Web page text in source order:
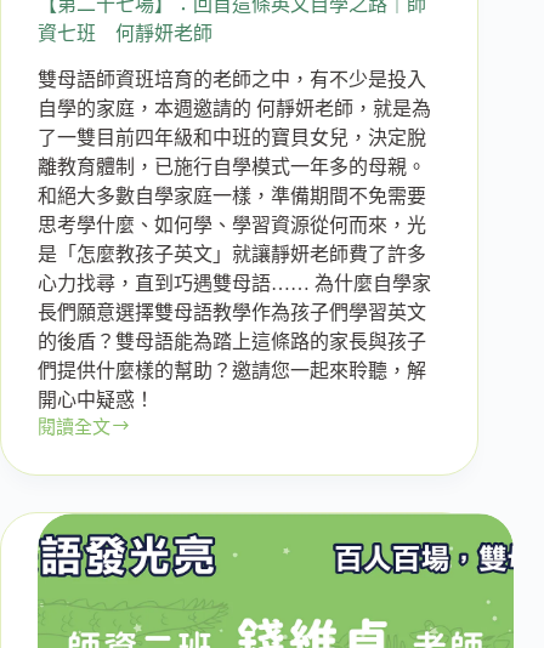
資七班 何靜妍老師
雙母語師資班培育的老師之中，有不少是投入
自學的家庭，本週邀請的 何靜妍老師，就是為
了一雙目前四年級和中班的寶貝女兒，決定脫
離教育體制，已施行自學模式一年多的母親。
和絕大多數自學家庭一樣，準備期間不免需要
思考學什麼、如何學、學習資源從何而來，光
是「怎麼教孩子英文」就讓靜妍老師費了許多
心力找尋，直到巧遇雙母語…… 為什麼自學家
長們願意選擇雙母語教學作為孩子們學習英文
的後盾？雙母語能為踏上這條路的家長與孩子
們提供什麼樣的幫助？邀請您一起來聆聽，解
開心中疑惑！
閱讀全文
【第
七
場】：
回